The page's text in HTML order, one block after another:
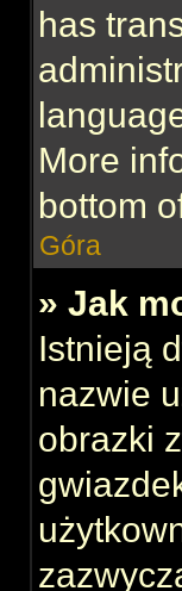
has
More
bottom
Góra
» Jak
Istnieją
nazwie
obrazki